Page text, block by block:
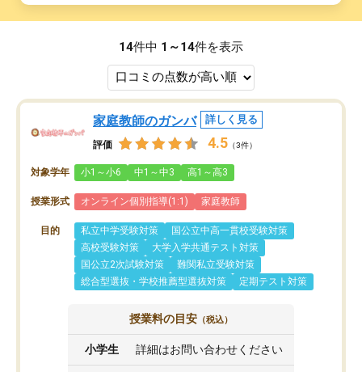
14件中 1～14件を表示
家庭教師のガンバ 詳しく見る
評価 4.5 （3件）
対象学年 小1～小6 中1～中3 高1～高3
授業形式 オンライン個別指導(1:1) 家庭教師
目的 私立中学受験対策
国公立中高一貫校受験対策
高校受験対策
大学入学共通テスト対策
国公立2次試験対策
難関私立受験対策
総合型選抜・学校推薦型選抜対策
定期テスト対策
授業料の目安 （税込）
小学生 詳細はお問い合わせください